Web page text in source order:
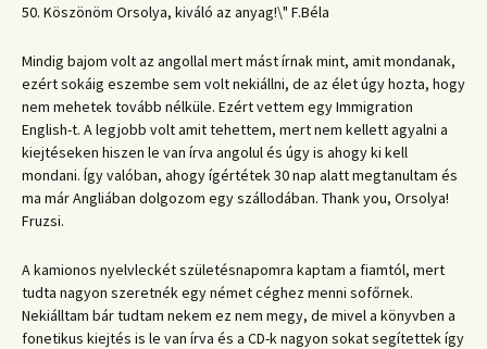
50. Köszönöm Orsolya, kiváló az anyag!\" F.Béla
Mindig bajom volt az angollal mert mást írnak mint, amit mondanak,
ezért sokáig eszembe sem volt nekiállni, de az élet úgy hozta, hogy
nem mehetek tovább nélküle. Ezért vettem egy Immigration
English-t. A legjobb volt amit tehettem, mert nem kellett agyalni a
kiejtéseken hiszen le van írva angolul és úgy is ahogy ki kell
mondani. Így valóban, ahogy ígértétek 30 nap alatt megtanultam és
ma már Angliában dolgozom egy szállodában. Thank you, Orsolya!
Fruzsi.
A kamionos nyelvleckét születésnapomra kaptam a fiamtól, mert
tudta nagyon szeretnék egy német céghez menni sofőrnek.
Nekiálltam bár tudtam nekem ez nem megy, de mivel a könyvben a
fonetikus kiejtés is le van írva és a CD-k nagyon sokat segítettek így